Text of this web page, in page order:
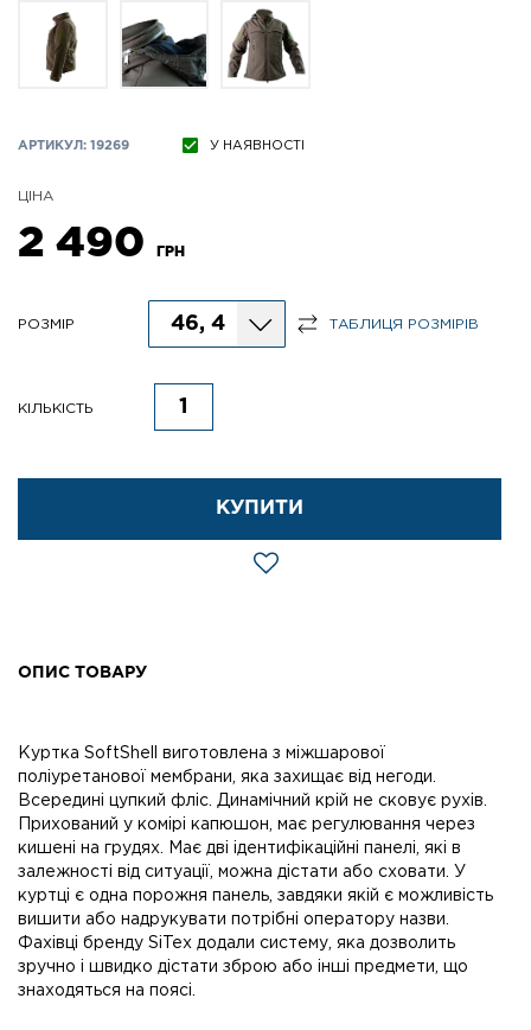
АРТИКУЛ: 19269 У НАЯВНОСТІ
ЦІНА
2 490 ГРН
РОЗМІР 46, 4 ТАБЛИЦЯ РОЗМІРІВ
КІЛЬКІСТЬ
КУПИТИ
ОПИС ТОВАРУ
Куртка SoftShell виготовлена з міжшарової
поліуретанової мембрани, яка захищає від негоди.
Всередині цупкий фліс. Динамічний крій не сковує рухів.
Прихований у комірі капюшон, має регулювання через
кишені на грудях. Має дві ідентифікаційні панелі, які в
залежності від ситуації, можна дістати або сховати. У
куртці є одна порожня панель, завдяки якій є можливість
вишити або надрукувати потрібні оператору назви.
Фахівці бренду SiTex додали систему, яка дозволить
зручно і швидко дістати зброю або інші предмети, що
знаходяться на поясі.